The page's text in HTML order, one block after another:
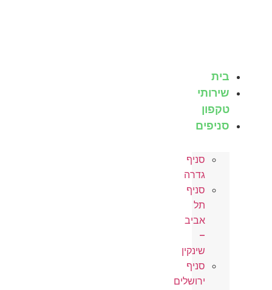
בית
שירותי
טקפון
סניפים
סניף
גדרה
סניף
תל
אביב
–
שינקין
סניף
ירושלים